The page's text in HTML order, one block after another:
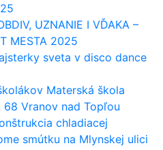
UZNANIE I VĎAKA –
MESTA 2025
sveta v disco dance
Materská škola
68 Vranov nad Topľou
chladiacej
smútku na Mlynskej ulici